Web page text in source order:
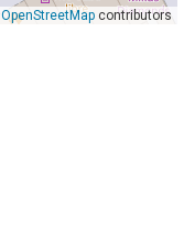
OpenStreetMapcontributors